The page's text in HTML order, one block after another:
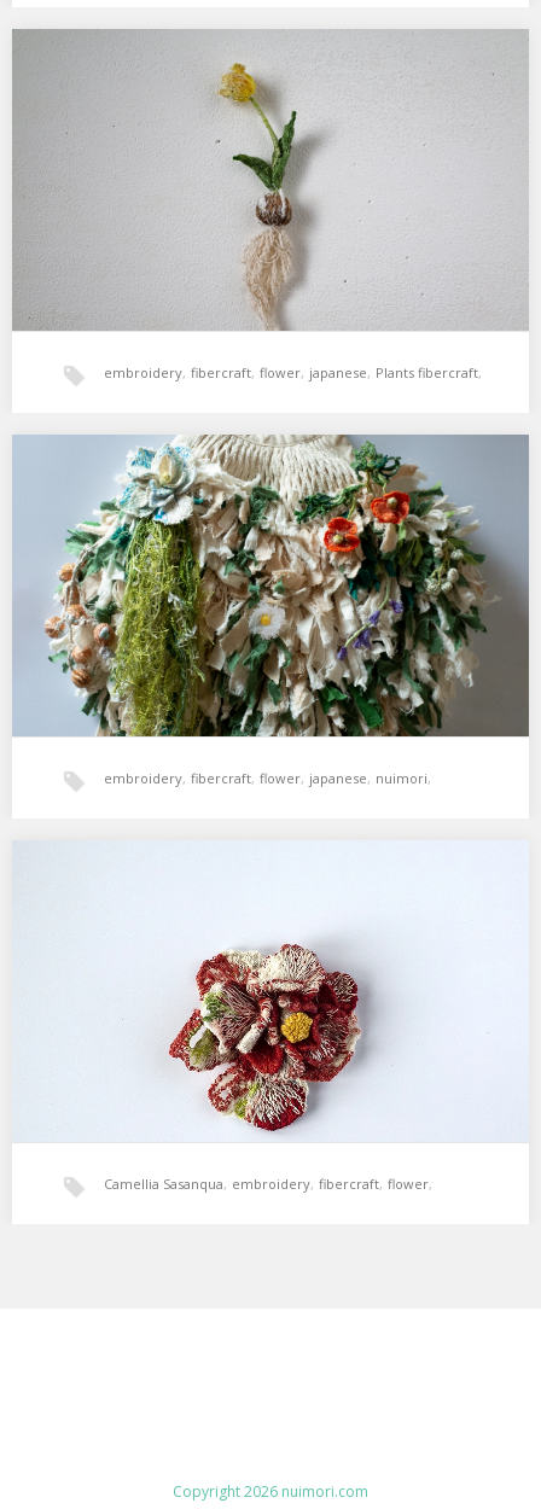
たねブローチ チューリップ（黄）
サイズ縦約20cm（根っこ20cm含む） 最近のチューリップは種類も
様々。ちょっとフリルの薄黄色。 こんなの子…
embroidery, fibercraft, flower, japanese, Plants fibercraft,
tulip, チューリップ, ヌイモリ, 刺繍, 植物, 立体, 花
布と糸のあいだで
展示会のお知らせです。 nuimori 2021 『布と糸のあいだで』 日時
／ 5月1日（土）～29日（土） …
embroidery, fibercraft, flower, japanese, nuimori,
たしの胸にも花が咲きました。…
Camellia Sasanqua, embroidery, fibercraft, flower,
Copyright 2026 nuimori.com